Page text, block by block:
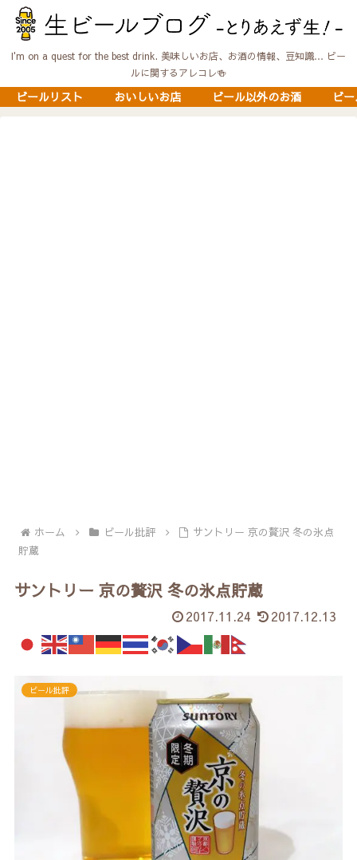
I'm on a quest for the best drink. 美味しいお店、お酒の情報、豆知識… ビー
ルに関するアレコレ🍻
ビールリスト おいしいお店 ビール以外のお酒 ビ
ホーム ビール批評
サントリー 京の贅沢 冬の氷点
貯蔵
サントリー 京の贅沢 冬の氷点貯蔵
2017.11.24 2017.12.13
ビール批評